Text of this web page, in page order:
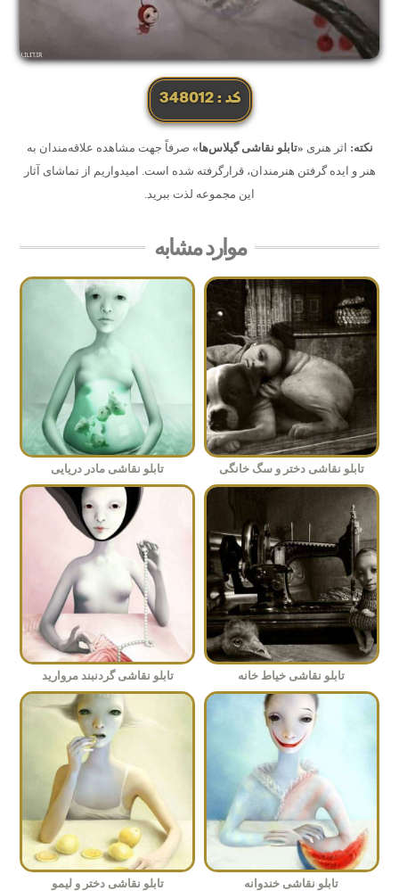
کد: 348012
نکته: اثر هنری «تابلو نقاشی گیلاس‌ها» صرفاً جهت مشاهده علاقه‌مندان به
هنر و ایده گرفتن هنرمندان، قرارگرفته شده است. امیدواریم از تماشای آثار
این مجموعه لذت ببرید.
موارد مشابه
تابلو نقاشی دختر و سگ خانگی تابلو نقاشی مادر دریایی
تابلو نقاشی خیاط خانه تابلو نقاشی گردنبند مروارید
تابلو نقاشی خندوانه تابلو نقاشی دختر و لیمو